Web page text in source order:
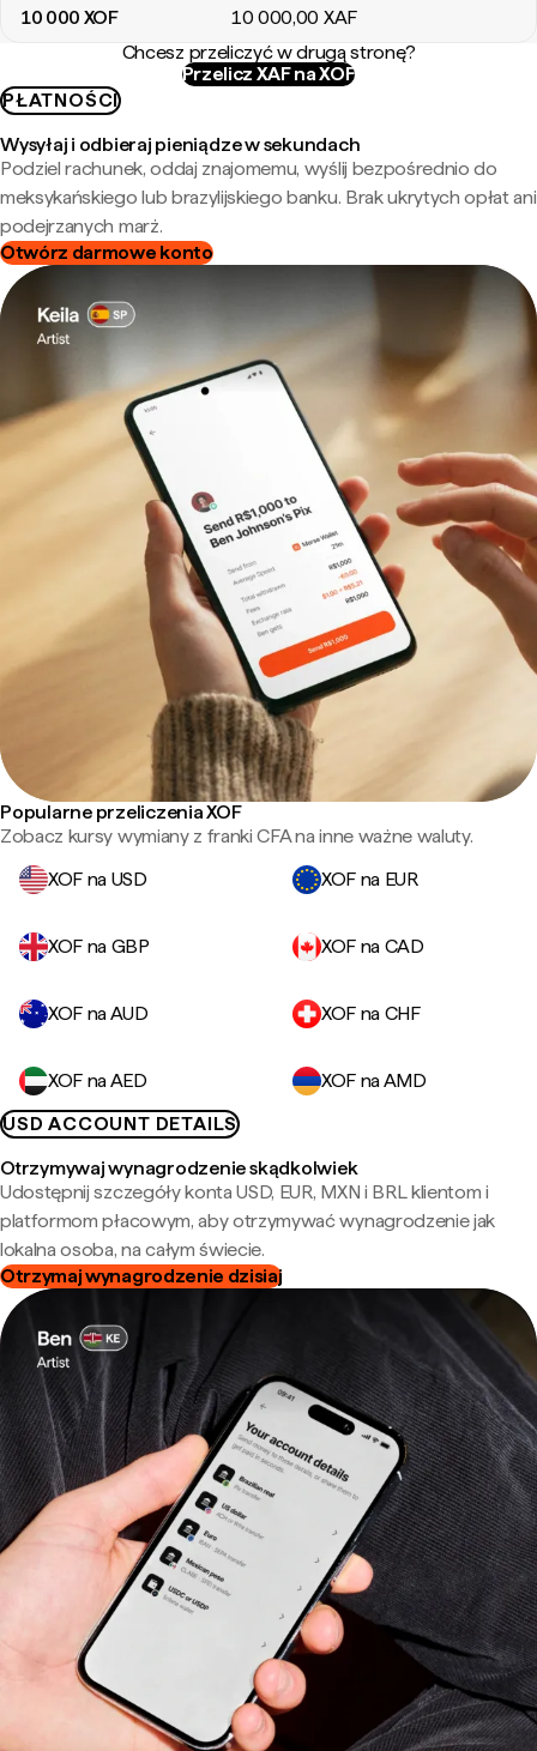
10 000 XOF 10 000,00 XAF
Chcesz przeliczyć w drugą stronę?
Przelicz XAF na XOF
PŁATNOŚCI
Wysyłaj i odbieraj pieniądze w sekundach
Podziel rachunek, oddaj znajomemu, wyślij bezpośrednio do
meksykańskiego lub brazylijskiego banku. Brak ukrytych opłat ani
podejrzanych marż.
Otwórz darmowe konto
Popularne przeliczenia XOF
Zobacz kursy wymiany z franki CFA na inne ważne waluty.
XOF na USD
XOF na EUR
XOF na GBP XOF na CAD
XOF na AUD XOF na CHF
XOF na AED
XOF na AMD
USD ACCOUNT DETAILS
Otrzymywaj wynagrodzenie skądkolwiek
Udostępnij szczegóły konta USD, EUR, MXN i BRL klientom i
platformom płacowym, aby otrzymywać wynagrodzenie jak
lokalna osoba, na całym świecie.
Otrzymaj wynagrodzenie dzisiaj